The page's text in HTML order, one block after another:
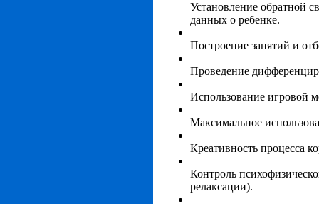
Установление обратной
данных о ребенке.
Построение занятий и
Проведение
Использование игровой
Максимальное
Креативность процесса
Контроль
релаксации).